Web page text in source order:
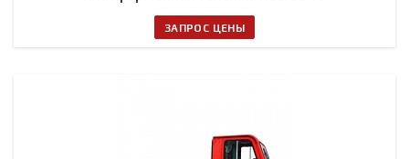
ЗАПРОС ЦЕНЫ